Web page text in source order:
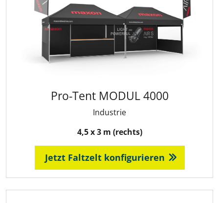
Pro-Tent MODUL 4000
Industrie
4,5 x 3 m (rechts)
Jetzt Faltzelt konfigurieren